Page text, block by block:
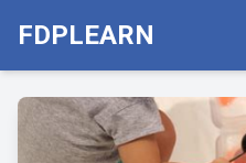
FDPLEARN